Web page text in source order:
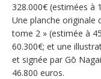
328.000€ (estimées à
Une planche originale
tome 2 » (estimée à
60.300€; et une
et signée par Gō
46.800 euros.